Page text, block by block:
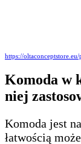
https://
Komoda w
niej
Komoda jest
łatwością